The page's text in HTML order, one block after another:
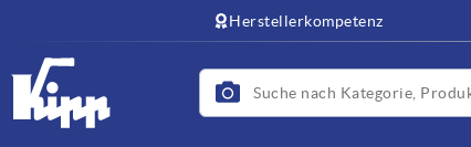
Herstellerkompetenz